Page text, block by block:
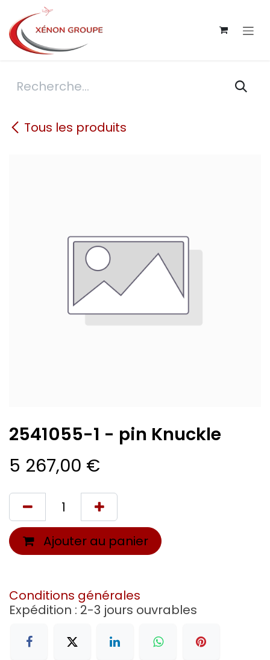
Se rendre au contenu
Tous les produits
2541055-1 - pin Knuckle
5 267,00 €
Ajouter au panier
Conditions générales
Expédition : 2-3 jours ouvrables